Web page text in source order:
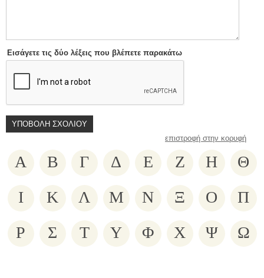
Εισάγετε τις δύο λέξεις που βλέπετε παρακάτω
επιστροφή στην κορυφή
Α Β Γ Δ Ε Ζ Η Θ
Ι Κ Λ Μ Ν Ξ Ο Π
Ρ Σ Τ Υ Φ Χ Ψ Ω